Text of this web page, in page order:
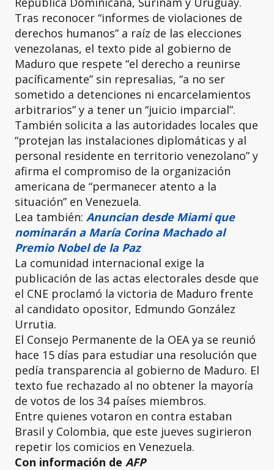
Tras reconocer “informes de violaciones de
derechos humanos” a raíz de las elecciones
venezolanas, el texto pide al gobierno de
Maduro que respete “el derecho a reunirse
pacíficamente” sin represalias, “a no ser
sometido a detenciones ni encarcelamientos
arbitrarios” y a tener un “juicio imparcial”.
También solicita a las autoridades locales que
“protejan las instalaciones diplomáticas y al
personal residente en territorio venezolano” y
afirma el compromiso de la organización
americana de “permanecer atento a la
situación” en Venezuela.
Lea también: Anuncian desde Miami que
nominarán a María Corina Machado al
Premio Nobel de la Paz
La comunidad internacional exige la
publicación de las actas electorales desde que
el CNE proclamó la victoria de Maduro frente
al candidato opositor, Edmundo González
Urrutia.
El Consejo Permanente de la OEA ya se reunió
hace 15 días para estudiar una resolución que
pedía transparencia al gobierno de Maduro. El
texto fue rechazado al no obtener la mayoría
de votos de los 34 países miembros.
Entre quienes votaron en contra estaban
Brasil y Colombia, que este jueves sugirieron
repetir los comicios en Venezuela.
Con información de AFP